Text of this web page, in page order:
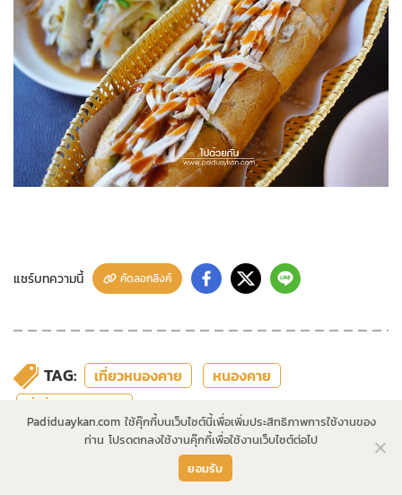
แชร์บทความนี้ คัดลอกลิงค์
TAG: เที่ยวหนองคาย
หนองคาย
ที่เที่ยวหนองคาย
Padiduaykan.com ใช้คุ๊กกี้บนเว็บไซต์นี้เพื่อเพิ่มประสิทธิภาพการใช้งานของ
ท่าน โปรดตกลงใช้งานคุ๊กกี้เพื่อใช้งานเว็บไซต์ต่อไป
ยอมรับ